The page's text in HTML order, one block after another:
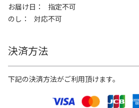
お届け日
指定不可
のし
対応不可
決済方法
下記の決済方法がご利用頂けます。